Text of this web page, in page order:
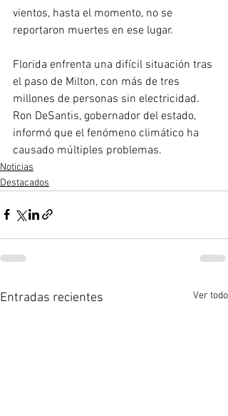
vientos, hasta el momento, no se
reportaron muertes en ese lugar.
Florida enfrenta una difícil situación tras
el paso de Milton, con más de tres
millones de personas sin electricidad.
Ron DeSantis, gobernador del estado,
informó que el fenómeno climático ha
causado múltiples problemas.
Noticias
Destacados
Entradas recientes Ver todo